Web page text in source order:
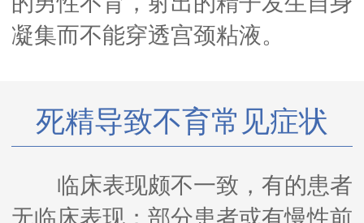
凝集而不能穿透宫颈粘液。
死精导致不育常见症状
临床表现颇不一致，有的患者
无临床表现；部分患者或有慢性前